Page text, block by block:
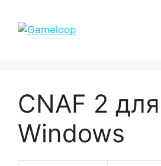
содержимому
CNAF 2 для
Windows